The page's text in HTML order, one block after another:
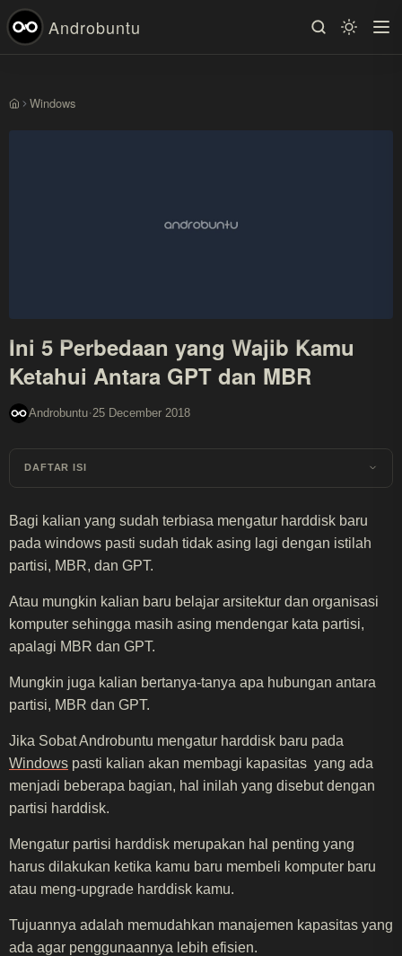
Androbuntu
BerandaWindows
Ini 5 Perbedaan yang Wajib Kamu
Ketahui Antara GPT dan MBR
Androbuntu·25 December 2018
DAFTAR ISI
Bagi kalian yang sudah terbiasa mengatur harddisk baru
pada windows pasti sudah tidak asing lagi dengan istilah
partisi, MBR, dan GPT.
Atau mungkin kalian baru belajar arsitektur dan organisasi
komputer sehingga masih asing mendengar kata partisi,
apalagi MBR dan GPT.
Mungkin juga kalian bertanya-tanya apa hubungan antara
partisi, MBR dan GPT.
Jika Sobat Androbuntu mengatur harddisk baru pada
Windows pasti kalian akan membagi kapasitas yang ada
menjadi beberapa bagian, hal inilah yang disebut dengan
partisi harddisk.
Mengatur partisi harddisk merupakan hal penting yang
harus dilakukan ketika kamu baru membeli komputer baru
atau meng-upgrade harddisk kamu.
Tujuannya adalah memudahkan manajemen kapasitas yang
ada agar penggunaannya lebih efisien.